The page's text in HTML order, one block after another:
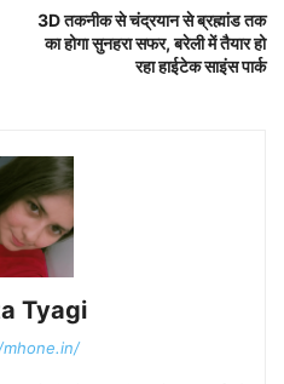
3D तकनीक से चंद्रयान से ब्रह्मांड तक
का होगा सुनहरा सफर, बरेली में तैयार हो
रहा हाईटेक साइंस पार्क
Tyagi